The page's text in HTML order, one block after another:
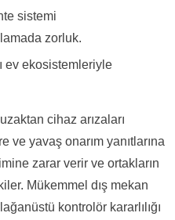
sistemi
zorluk.
ev ekosistemleriyle
cihaz arızaları
ve yavaş onarım yanıtlarına
zarar verir ve ortakların
Mükemmel dış mekan
kontrolör kararlılığı